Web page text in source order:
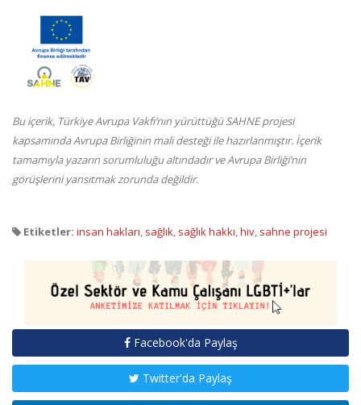
Bu içerik, Türkiye Avrupa Vakfı’nın yürüttüğü SAHNE projesi
kapsamında Avrupa Birliğinin mali desteği ile hazırlanmıştır. İçerik
tamamıyla yazarın sorumluluğu altındadır ve Avrupa Birliği’nin
görüşlerini yansıtmak zorunda değildir.
Etiketler: insan hakları sağlık sağlık hakkı hiv sahne projesi
Facebook'da Paylaş
Twitter'da Paylaş